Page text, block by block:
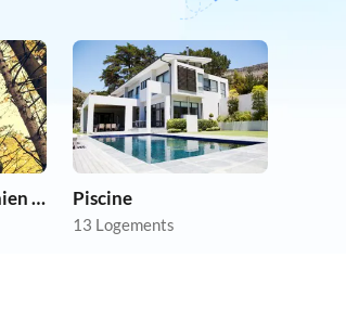
Emmener votre chien en vacances Piscine
13 Logements